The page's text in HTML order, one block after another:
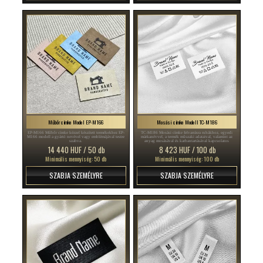
Műbőr címke Model EP-M166
EP-M166 Műbőr címke kézzel készített termékekhez EP-
M166 modell a gyártó nevével vagy emblémájával testre
szabva.
14 440 HUF / 50 db
Minimális mennyiség: 50 db
SZABJA SZEMÉLYRE
Mosási címke Modell TC-M186
TC-M186 Mosási címke felvarrásra ruhákhoz, egyedi
márkanévvel, a termék műszaki adataival, valamint az
anyag mosásával és karbantartásával kapcsolatos
8 423 HUF / 100 db
Minimális mennyiség: 100 db
SZABJA SZEMÉLYRE